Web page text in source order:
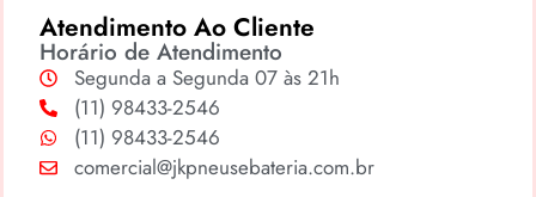
Atendimento Ao Cliente
Horário de Atendimento
Segunda a Segunda 07 às 21h
(11) 98433-2546
(11) 98433-2546
comercial@jkpneusebateria.com.br